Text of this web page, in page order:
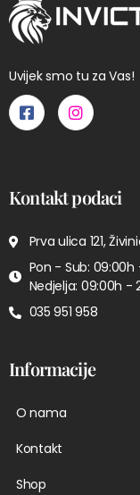
Uvijek smo tu za Vas!
Kontakt podaci
Prva ulica 121,
Pon - Sub: 09:00h
Nedjelja: 09:00h -
035 951 958
Informacije
O nama
Kontakt
Shop